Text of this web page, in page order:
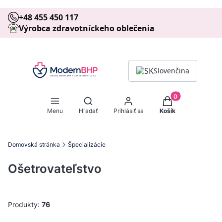
+48 455 450 117
Výrobca zdravotníckeho oblečenia
Slovenčina
Menu
Otvoriť vyhľadávač
Hľadať Prihlásiť sa
Produkty v
Košík
Domovská stránka Špecializácie
Ošetrovateľstvo
Produkty: 76